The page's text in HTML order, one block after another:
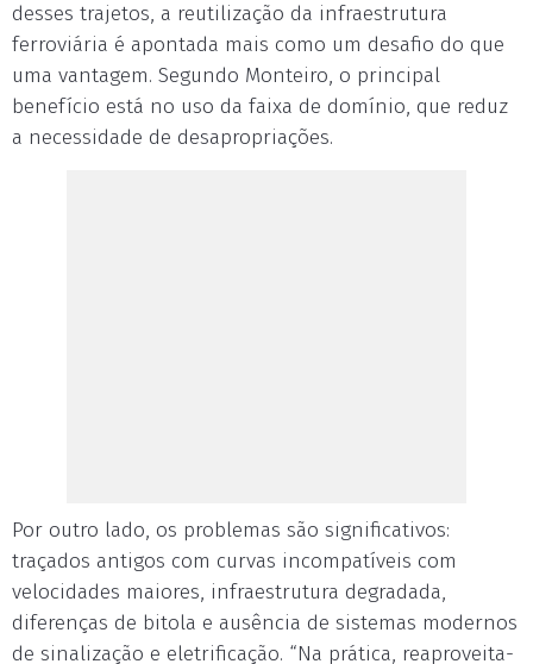
desses trajetos, a reutilização da infraestrutura
ferroviária é apontada mais como um desafio do que
uma vantagem. Segundo Monteiro, o principal
benefício está no uso da faixa de domínio, que reduz
a necessidade de desapropriações.
Por outro lado, os problemas são significativos:
traçados antigos com curvas incompatíveis com
velocidades maiores, infraestrutura degradada,
diferenças de bitola e ausência de sistemas modernos
de sinalização e eletrificação. “Na prática, reaproveita-